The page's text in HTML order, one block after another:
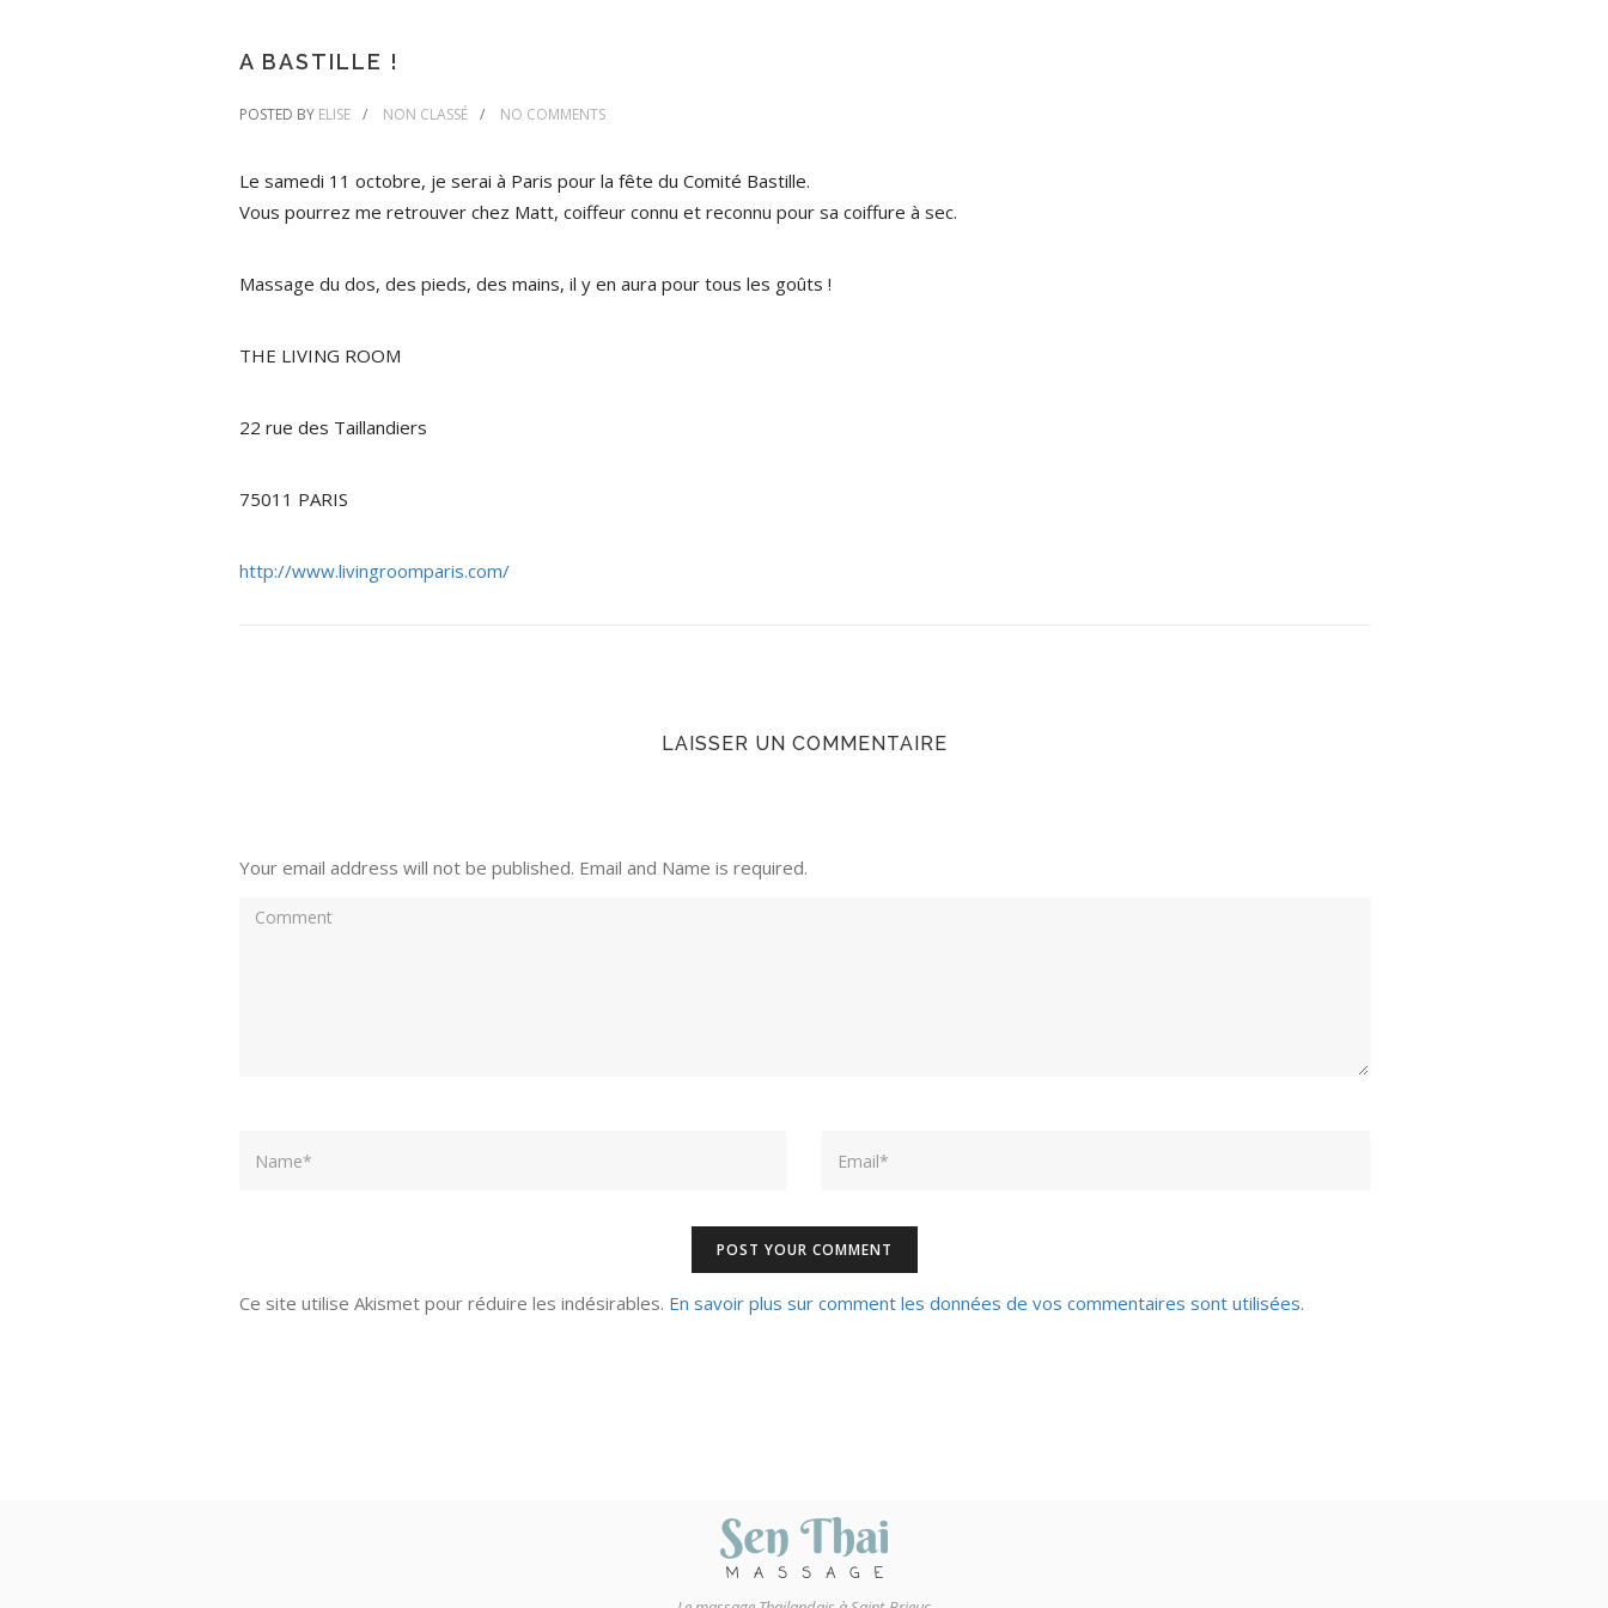
A BASTILLE !
POSTED BY ELISE NON CLASSÉ NO COMMENTS
Le samedi 11 octobre, je serai à Paris pour la fête du Comité Bastille.
Vous pourrez me retrouver chez Matt, coiffeur connu et reconnu pour sa coiffure à sec.
Massage du dos, des pieds, des mains, il y en aura pour tous les goûts !
THE LIVING ROOM
22 rue des Taillandiers
75011 PARIS
http://www.livingroomparis.com/
LAISSER UN COMMENTAIRE
Your email address will not be published. Email and Name is required.
Comment
Ce site utilise Akismet pour réduire les indésirables. En savoir plus sur comment les données de vos commentaires sont utilisées.